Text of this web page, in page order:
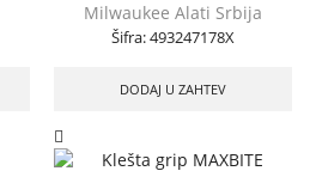
Milwaukee Alati Srbija
Šifra:493247178X
DODAJ U ZAHTEV